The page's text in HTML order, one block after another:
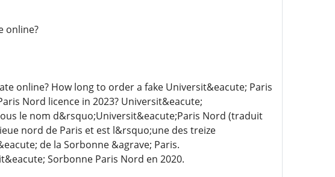
online?
online? How long to order a fake Universit&eacute; Paris
Nord licence in 2023? Universit&eacute;
le nom d&rsquo;Universit&eacute;Paris Nord (traduit
nord de Paris et est l&rsquo;une des treize
de la Sorbonne &agrave; Paris.
Sorbonne Paris Nord en 2020.